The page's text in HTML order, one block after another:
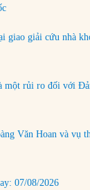
giao giải cứu nhà
một rủi ro đối với
Văn Hoan và vụ
07/08/2026